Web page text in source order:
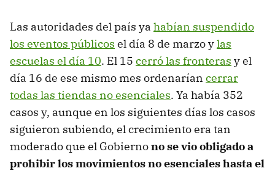
Las autoridades del país ya habían suspendido
los eventos públicos el día 8 de marzo ylas
escuelas el día 10. El 15 cerró las fronteras y el
día 16 de ese mismo mes ordenarían cerrar
todas las tiendas no esenciales. Ya había 352
casos y, aunque en los siguientes días los casos
siguieron subiendo, el crecimiento era tan
moderado que el Gobiernono se vio obligado a
prohibir los movimientos no esenciales hasta el